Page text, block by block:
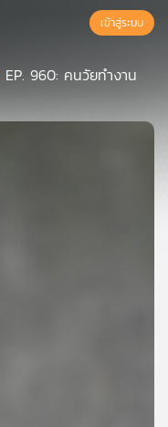
เข้าสู่ระบบ
EP. 960: คนวัยทำงาน